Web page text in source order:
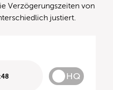
Verzögerungszeiten von
justiert.
HQ